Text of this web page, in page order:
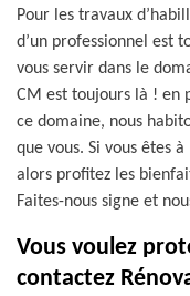
Pour les travaux
d’un professionnel est
vous servir dans le
CM est toujours là ! en
ce domaine, nous
que vous. Si vous êtes
alors profitez les
Faites-nous signe et
Vous voulez
contactez